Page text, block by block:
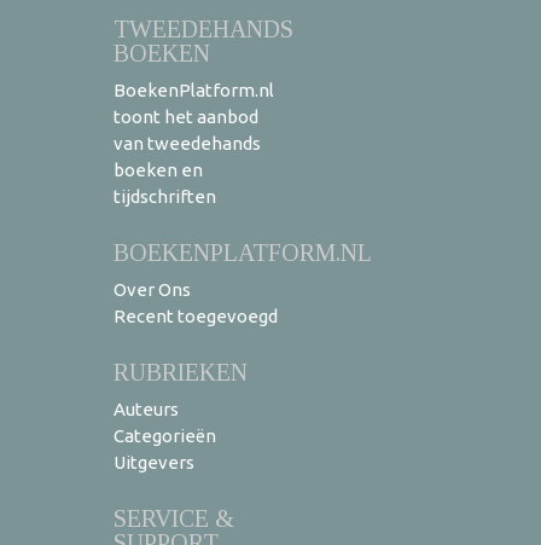
TWEEDEHANDS
BOEKEN
BoekenPlatform.nl
toont het aanbod
van tweedehands
boeken en
tijdschriften
BOEKENPLATFORM.NL
Over Ons
Recent toegevoegd
RUBRIEKEN
Auteurs
Categorieën
Uitgevers
SERVICE &